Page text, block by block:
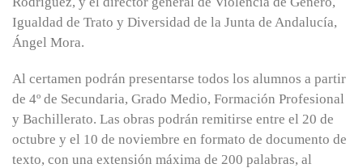
Igualdad de Trato y Diversidad de la Junta de Andalucía,
Ángel Mora.
Al certamen podrán presentarse todos los alumnos a partir
de 4º de Secundaria, Grado Medio, Formación Profesional
y Bachillerato. Las obras podrán remitirse entre el 20 de
octubre y el 10 de noviembre en formato de documento de
texto, con una extensión máxima de 200 palabras, al